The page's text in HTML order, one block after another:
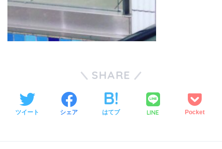
SHARE
ツイート シェア はてブ LINE Pocket